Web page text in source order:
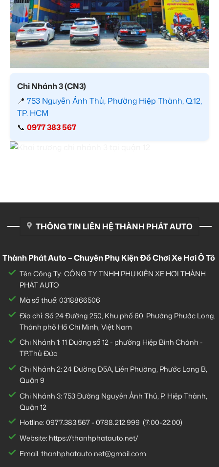
Chi Nhánh 3 (CN3)
📍 753 Nguyễn Ảnh Thủ, Phường Hiệp Thành, Q.12,
TP. HCM
📞 0977 383 567
THÔNG TIN LIÊN HỆ THÀNH PHÁT AUTO
Thành Phát Auto – Chuyên Phụ Kiện Đồ Chơi Xe Hơi Ô Tô
Tên Công Ty: CÔNG TY TNHH PHỤ KIỆN XE HƠI THÀNH
PHÁT AUTO
Mã số thuế: 0318866506
Địa chỉ: Số 24 Đường 250, Khu phố 60, Phường Phước Long,
Thành phố Hồ Chí Minh, Việt Nam
Chi Nhánh 1:11 Đường số 12 - phường Hiệp Bình Chánh -
TP.Thủ Đức
Chi Nhánh 2:24 Đường D5A, Liên Phường, Phước Long B,
Quận 9
Chi Nhánh 3:753 Đường Nguyễn Ảnh Thủ, P. Hiệp Thành,
Quận 12
Hotline:0977.383.567-0788.212.999 (7:00-22:00)
Website: https://thanhphatauto.net/
Email:thanhphatauto.net@gmail.com